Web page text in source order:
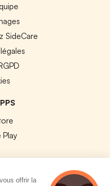
SideCare
offrir la